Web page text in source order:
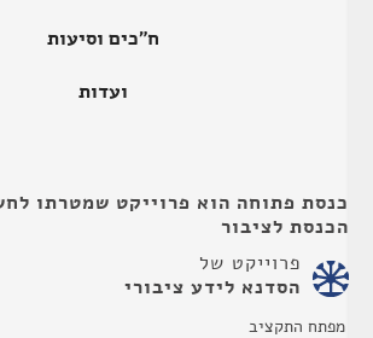
ח"כים וסיעות
ועדות
כנסת פתוחה הוא פרוייקט שמטרתו
הכנסת לציבור
פרוייקט של
הסדנא לידע ציבורי
מפתח התקציב